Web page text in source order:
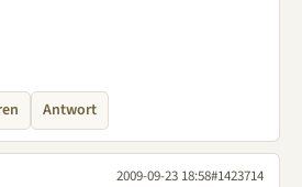
Antwort
2009-09-23 18:58#1423714